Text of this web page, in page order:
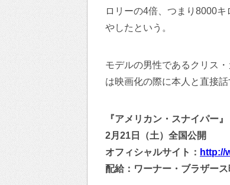
ロリーの4倍、つまり8000
やしたという。
モデルの男性であるクリス
は映画化の際に本人と直接話
『アメリカン・スナイパー』
2月21日（土）全国公開
オフィシャルサイト： http://
配給：ワーナー・ブラザー